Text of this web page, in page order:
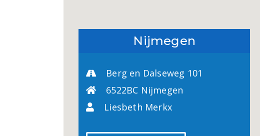
Nijmegen
Berg en Dalseweg 101
6522BC Nijmegen
Liesbeth Merkx